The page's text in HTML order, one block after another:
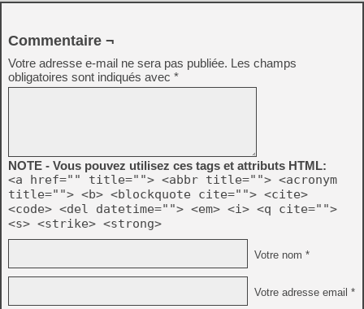
Commentaire ¬
Votre adresse e-mail ne sera pas publiée. Les champs
obligatoires sont indiqués avec *
NOTE - Vous pouvez utilisez ces tags et attributs HTML:
<a href="" title=""> <abbr title=""> <acronym
title=""> <b> <blockquote cite=""> <cite>
<code> <del datetime=""> <em> <i> <q cite="">
<s> <strike> <strong>
Votre nom *
Votre adresse email *